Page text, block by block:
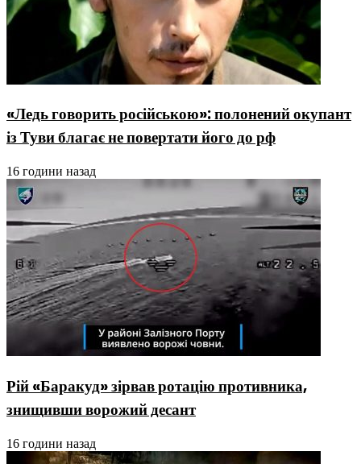
«Ледь говорить російською»: полонений окупант
із Туви благає не повертати його до рф
16 години назад
Рій «Баракуд» зірвав ротацію противника,
знищивши ворожий десант
16 години назад